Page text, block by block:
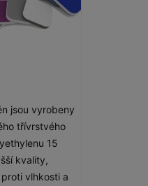
jsou vyrobeny
třívrstvého
15
kvality,
vlhkosti a